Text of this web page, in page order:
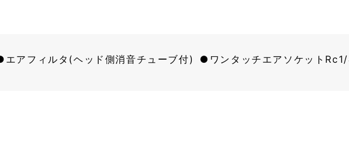
エアフィルタ(ヘッド側消音チューブ付) ワンタッチエアソケット